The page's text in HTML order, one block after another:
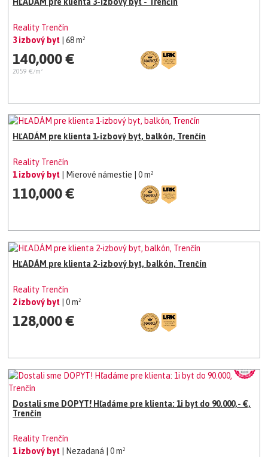
HĽADÁM pre klienta 3-izbový byt - Trenčín
Reality Trenčín
3 izbový byt
| 68 m²
140,000 €
2059 €/m²
HĽADÁM pre klienta 1-izbový byt, balkón, Trenčín
Reality Trenčín
1 izbový byt
| Mierové námestie | 0 m²
110,000 €
HĽADÁM pre klienta 2-izbový byt, balkón, Trenčín
Reality Trenčín
2 izbový byt
| 0 m²
128,000 €
Dostali sme DOPYT! Hľadáme pre klienta: 1i byt do 90.000,- €,
Trenčín
Reality Trenčín
1 izbový byt
| Nezadaná | 0 m²